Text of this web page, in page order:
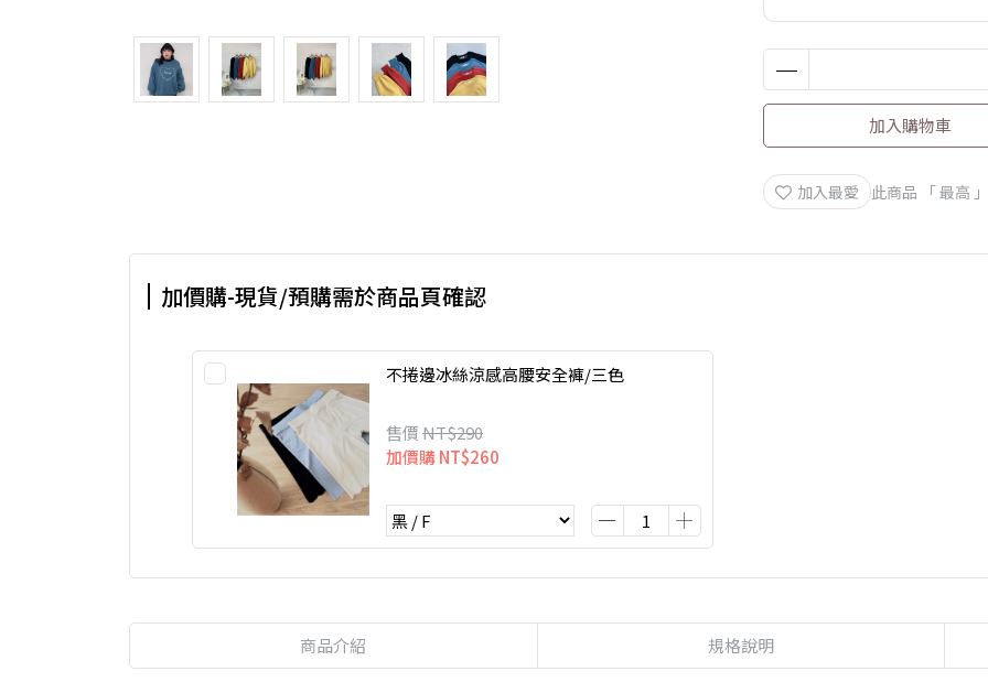
加入購物車
加入最愛 此商品 「 最高
加價購-現貨/預購需於商品頁確認
不捲邊冰絲涼感高腰安全褲/三色
售價NT$290
加價購NT$260
商品介紹 規格說明